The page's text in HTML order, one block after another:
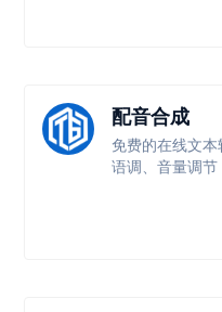
配音合成
免费的在线文本
语调、音量调节